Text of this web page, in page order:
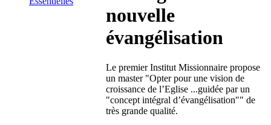
nouvelle
évangélisation
Le premier Institut Missionnaire propose
un master "Opter pour une vision de
croissance de l’Eglise ...guidée par un
"concept intégral d’évangélisation"" de
très grande qualité.